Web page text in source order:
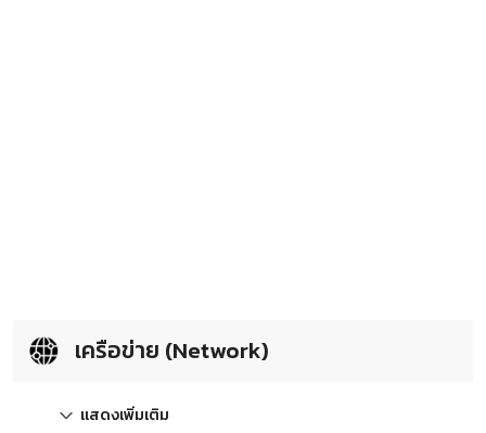
เครือข่าย (Network)
แสดงเพิ่มเติม